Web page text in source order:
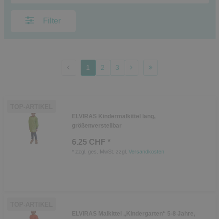
Filter
1 2 3
ELVIRAS Kindermalkittel lang,
größenverstellbar
6.25 CHF *
zzgl. ges. MwSt. zzgl. Versandkosten
ELVIRAS Malkittel „Kindergarten“ 5-8 Jahre,